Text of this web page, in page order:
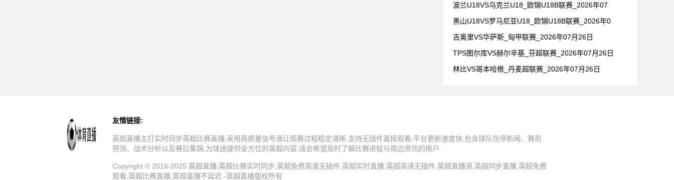
波兰U18VS乌克兰U18_欧锦U18B联赛_2026年07
黑山U18VS罗马尼亚U18_欧锦U18B联赛_2026年0
吉奥里VS华萨斯_匈甲联赛_2026年07月26日
TPS图尔库VS赫尔辛基_芬超联赛_2026年07月26日
林比VS哥本哈根_丹麦超联赛_2026年07月26日
友情链接:
英超直播主打实时同步英超比赛直播,采用高质量信号源让观赛过程稳定清晰,支持无插件直接观看,平台更新速度快,包含球队伤停新闻、赛前
预测、战术分析以及赛后集锦,为球迷提供全方位的英超内容,适合希望及时了解比赛进程与周边资讯的用户
Copyright © 2016-2025 英超直播,英超比赛实时同步,英超免费高清无插件,英超实时直播,英超高清无插件,英超直播源,英超同步直播,英超免费
观看,英超比赛直播,英超直播不延迟 -英超直播版权所有